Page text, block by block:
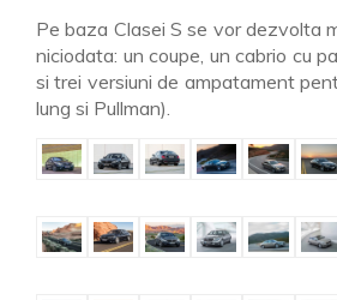
Pe baza Clasei S se vor dezvolta
niciodata: un coupe, un cabrio cu
si trei versiuni de ampatament
lung si Pullman).